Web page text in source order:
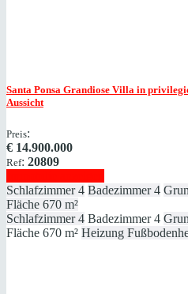
Santa Ponsa Grandiose Villa in
Aussicht
Preis:
€ 14.900.000
Ref: 20809
Schlafzimmer 4 Badezimmer 4
Fläche 670 m²
Schlafzimmer 4 Badezimmer 4
Fläche 670 m² Heizung